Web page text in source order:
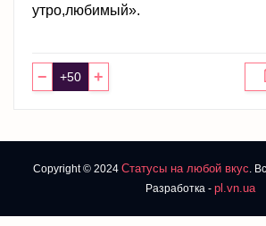
утро,любимый».
− +
Copyright © 2024 Статусы на любой вкус.
Разработка - pl.vn.ua